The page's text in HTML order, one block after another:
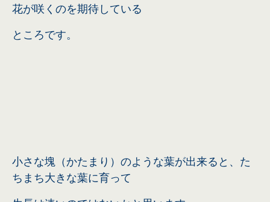
花が咲くのを期待している
ところです。
小さな塊（かたまり）のような葉が出来ると、た
ちまち大きな葉に育って